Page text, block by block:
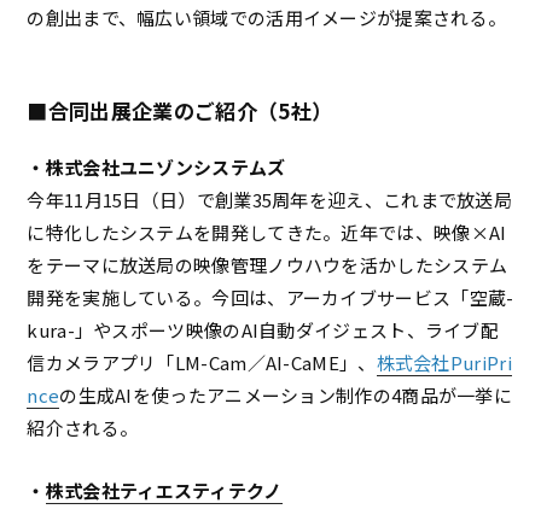
の創出まで、幅広い領域での活用イメージが提案される。
■合同出展企業のご紹介（5社）
・株式会社ユニゾンシステムズ
今年11月15日（日）で創業35周年を迎え、これまで放送局
に特化したシステムを開発してきた。近年では、映像×AI
をテーマに放送局の映像管理ノウハウを活かしたシステム
開発を実施している。今回は、アーカイブサービス「空蔵-
kura-」やスポーツ映像のAI自動ダイジェスト、ライブ配
信カメラアプリ「LM-Cam／AI-CaME」、 株式会社PuriPri
nceの生成AIを使ったアニメーション制作の4商品が一挙に
紹介される。
・ 株式会社ティエスティテクノ